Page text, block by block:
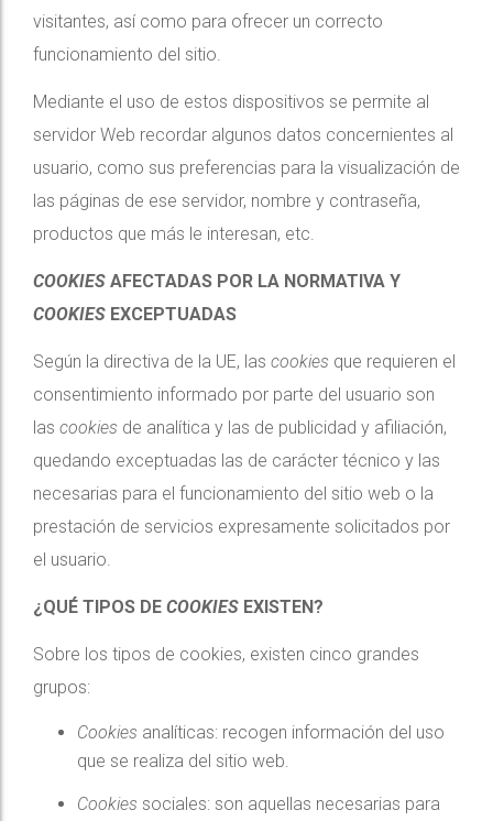
visitantes, así como para ofrecer un correcto
funcionamiento del sitio.
Mediante el uso de estos dispositivos se permite al
servidor Web recordar algunos datos concernientes al
usuario, como sus preferencias para la visualización de
las páginas de ese servidor, nombre y contraseña,
productos que más le interesan, etc.
COOKIES AFECTADAS POR LA NORMATIVA Y
COOKIES EXCEPTUADAS
Según la directiva de la UE, las cookies que requieren el
consentimiento informado por parte del usuario son
las cookies de analítica y las de publicidad y afiliación,
quedando exceptuadas las de carácter técnico y las
necesarias para el funcionamiento del sitio web o la
prestación de servicios expresamente solicitados por
el usuario.
¿QUÉ TIPOS DE COOKIES EXISTEN?
Sobre los tipos de cookies, existen cinco grandes
grupos:
Cookies analíticas: recogen información del uso
que se realiza del sitio web.
Cookies sociales: son aquellas necesarias para